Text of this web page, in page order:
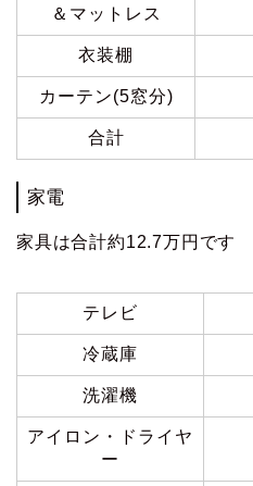
＆マットレス
衣装棚
カーテン(5窓分)
合計
家電
家具は合計約12.7万円です
テレビ
冷蔵庫
洗濯機
アイロン・ドライヤ
ー